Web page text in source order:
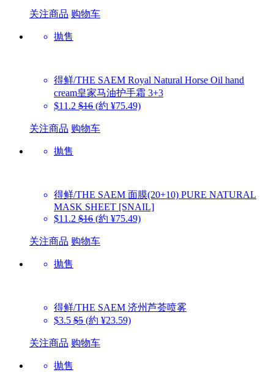
关注商品 购物车
抛售
得鲜/THE SAEM Royal Natural Horse Oil hand
cream皇家马油护手霜 3+3
$11.2 $16 (約 ¥75.49)
关注商品 购物车
抛售
得鲜/THE SAEM 面膜(20+10) PURE NATURAL
MASK SHEET [SNAIL]
$11.2 $16 (約 ¥75.49)
关注商品 购物车
抛售
得鲜/THE SAEM 济州芦荟喷雾
$3.5 $5 (約 ¥23.59)
关注商品 购物车
抛售